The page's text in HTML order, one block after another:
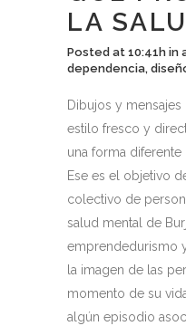
LA
Posted at 10:41h in
dependencia,
Dibujos y
estilo fresco y
una forma
Ese es el objetivo
colectivo de
salud mental de
emprendedurismo
la imagen de las
momento de su
algún episodio